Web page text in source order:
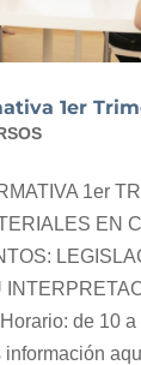
1er
1er
EN
de 10 a